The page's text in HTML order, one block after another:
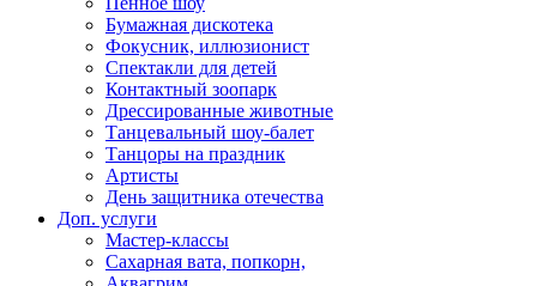
Бумажная дискотека
Фокусник, иллюзионист
Спектакли для детей
Контактный зоопарк
Дрессированные животные
Танцевальный шоу-балет
Танцоры на праздник
Артисты
День защитника отечества
Доп. услуги
Мастер-классы
Сахарная вата, попкорн,